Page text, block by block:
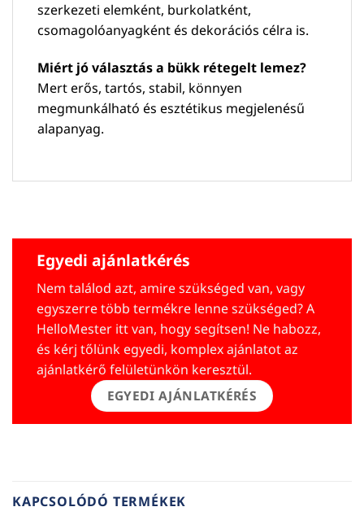
szerkezeti elemként, burkolatként,
csomagolóanyagként és dekorációs célra is.
Miért jó választás a bükk rétegelt lemez?
Mert erős, tartós, stabil, könnyen
megmunkálható és esztétikus megjelenésű
alapanyag.
Egyedi ajánlatkérés
Nem találod azt, amire szükséged van, vagy
egyszerre több termékre lenne szükséged? A
HelloMester itt van, hogy segítsen! Ne habozz,
és kérj tőlünk egyedi, komplex ajánlatot az
ajánlatkérő felületünkön keresztül.
EGYEDI AJÁNLATKÉRÉS
KAPCSOLÓDÓ TERMÉKEK